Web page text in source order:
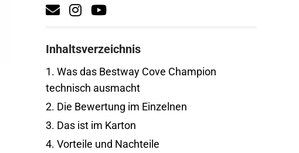
Inhaltsverzeichnis
1. Was das Bestway Cove Champion
technisch ausmacht
2. Die Bewertung im Einzelnen
3. Das ist im Karton
4. Vorteile und Nachteile